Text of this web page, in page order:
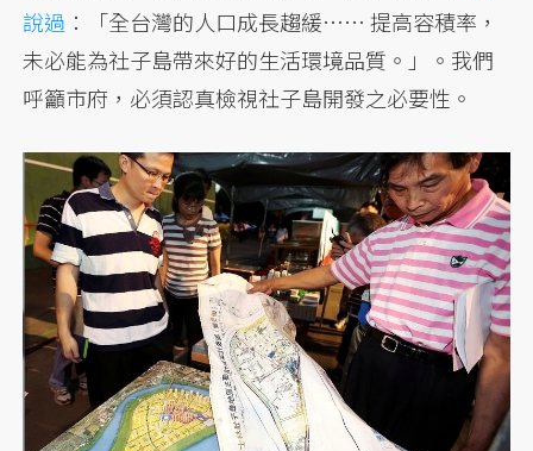
說過 ：「全台灣的人口成長趨緩…… 提高容積率，
未必能為社子島帶來好的生活環境品質。」。我們
呼籲市府，必須認真檢視社子島開發之必要性。